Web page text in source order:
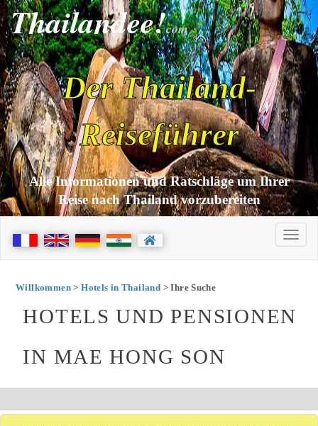
Thailandee!com
Der Thailand-
Reiseführer
Alle Informationen und Ratschläge um Ihrer
Reise nach Thailand vorzubereiten
Willkommen>Hotels in Thailand > Ihre Suche
HOTELS UND PENSIONEN
IN MAE HONG SON